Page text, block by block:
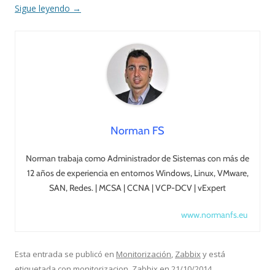
Sigue leyendo →
Norman FS
Norman trabaja como Administrador de Sistemas con más de
12 años de experiencia en entornos Windows, Linux, VMware,
SAN, Redes. | MCSA | CCNA | VCP-DCV | vExpert
www.normanfs.eu
Esta entrada se publicó en Monitorización, Zabbixy está